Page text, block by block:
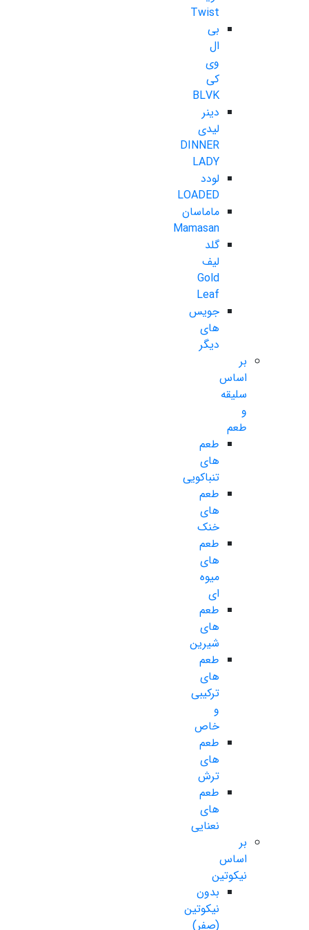
Twist
بی
ال
وی
کی
BLVK
دینر
لیدی
DINNER
LADY
لودد
LOADED
ماماسان
Mamasan
گلد
لیف
Gold
Leaf
جویس
های
دیگر
بر
اساس
سلیقه
و
طعم
طعم
های
تنباکویی
طعم
های
خنک
طعم
های
میوه
ای
طعم
های
شیرین
طعم
های
ترکیبی
و
خاص
طعم
های
ترش
طعم
های
نعنایی
بر
اساس
نیکوتین
بدون
نیکوتین
(صفر)